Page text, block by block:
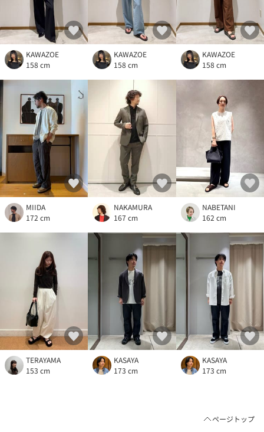
KAWAZOE
158 cm
KAWAZOE
158 cm
KAWAZOE
158 cm
MIIDA
172 cm
NAKAMURA
167 cm
NABETANI
162 cm
TERAYAMA
153 cm
KASAYA
173 cm
KASAYA
173 cm
ページトップ